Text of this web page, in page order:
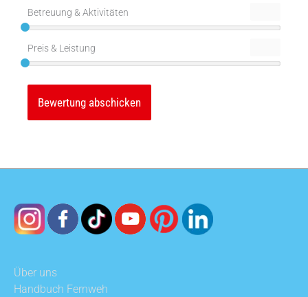
Betreuung & Aktivitäten
Preis & Leistung
Über uns
Handbuch Fernweh